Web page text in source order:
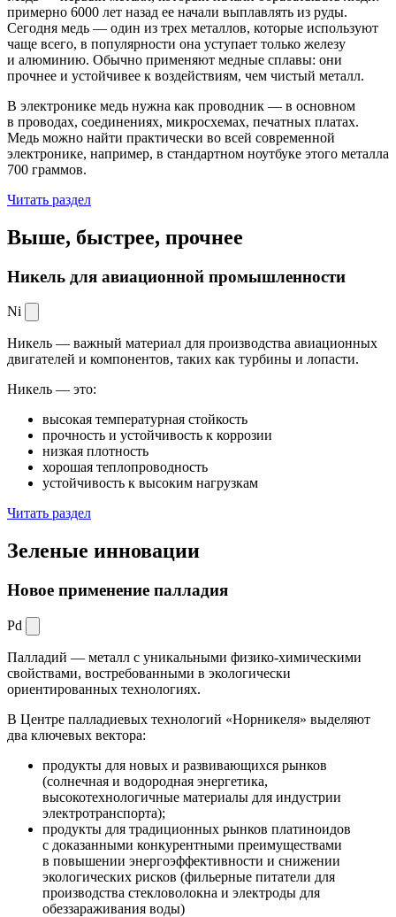
примерно 6000 лет назад ее начали выплавлять из руды.
Сегодня медь — один из трех металлов, которые используют
чаще всего, в популярности она уступает только железу
и алюминию. Обычно применяют медные сплавы: они
прочнее и устойчивее к воздействиям, чем чистый металл.
В электронике медь нужна как проводник — в основном
в проводах, соединениях, микросхемах, печатных платах.
Медь можно найти практически во всей современной
электронике, например, в стандартном ноутбуке этого металла
700 граммов.
Читать раздел
Выше, быстрее, прочнее
Никель для авиационной промышленности
Ni
Никель — важный материал для производства авиационных
двигателей и компонентов, таких как турбины и лопасти.
Никель — это:
высокая температурная стойкость
прочность и устойчивость к коррозии
низкая плотность
хорошая теплопроводность
устойчивость к высоким нагрузкам
Читать раздел
Зеленые инновации
Новое применение палладия
Pd
Палладий — металл с уникальными физико-химическими
свойствами, востребованными в экологически
ориентированных технологиях.
В Центре палладиевых технологий «Норникеля» выделяют
два ключевых вектора:
продукты для новых и развивающихся рынков
(солнечная и водородная энергетика,
высокотехнологичные материалы для индустрии
электротранспорта);
продукты для традиционных рынков платиноидов
с доказанными конкурентными преимуществами
в повышении энергоэффективности и снижении
экологических рисков (фильерные питатели для
производства стекловолокна и электроды для
обеззараживания воды)